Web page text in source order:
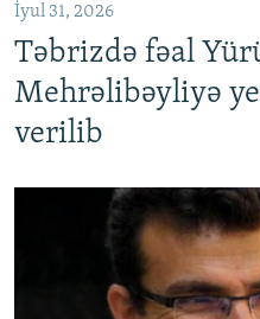
İyul 31, 2026
Təbrizdə fəal
Mehrəlibəyliyə
verilib